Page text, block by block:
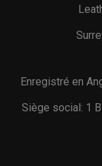
Enregistré en
Siège social: 1